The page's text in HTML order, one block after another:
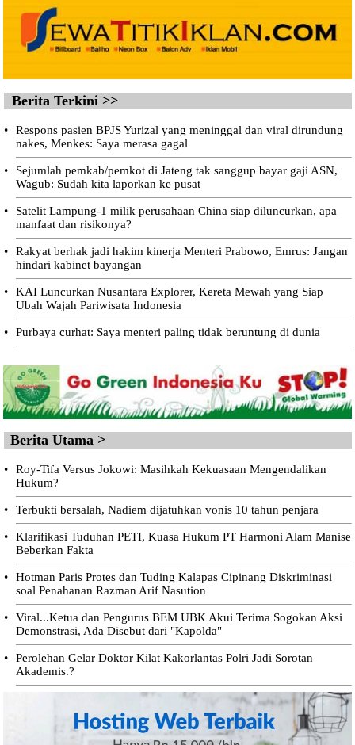
Berita Terkini >>
•
Respons pasien BPJS Yurizal yang meninggal dan viral dirundung
nakes, Menkes: Saya merasa gagal
•
Sejumlah pemkab/pemkot di Jateng tak sanggup bayar gaji ASN,
Wagub: Sudah kita laporkan ke pusat
•
Satelit Lampung-1 milik perusahaan China siap diluncurkan, apa
manfaat dan risikonya?
•
Rakyat berhak jadi hakim kinerja Menteri Prabowo, Emrus: Jangan
hindari kabinet bayangan
•
KAI Luncurkan Nusantara Explorer, Kereta Mewah yang Siap
Ubah Wajah Pariwisata Indonesia
• Purbaya curhat: Saya menteri paling tidak beruntung di dunia
Berita Utama >
•
Roy-Tifa Versus Jokowi: Masihkah Kekuasaan Mengendalikan
Hukum?
• Terbukti bersalah, Nadiem dijatuhkan vonis 10 tahun penjara
•
Klarifikasi Tuduhan PETI, Kuasa Hukum PT Harmoni Alam Manise
Beberkan Fakta
•
Hotman Paris Protes dan Tuding Kalapas Cipinang Diskriminasi
soal Penahanan Razman Arif Nasution
•
Viral...Ketua dan Pengurus BEM UBK Akui Terima Sogokan Aksi
Demonstrasi, Ada Disebut dari "Kapolda"
•
Perolehan Gelar Doktor Kilat Kakorlantas Polri Jadi Sorotan
Akademis.?